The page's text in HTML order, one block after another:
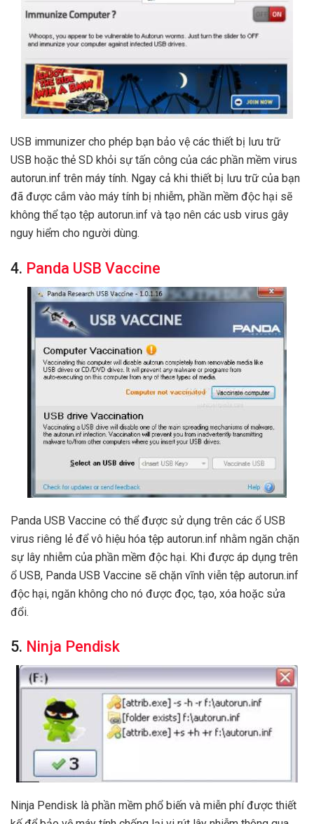
USB immunizer cho phép bạn bảo vệ các thiết bị lưu trữ
USB hoặc thẻ SD khỏi sự tấn công của các phần mềm virus
autorun.inf trên máy tính. Ngay cả khi thiết bị lưu trữ của bạn
đã được cắm vào máy tính bị nhiễm, phần mềm độc hại sẽ
không thể tạo tệp autorun.inf và tạo nên các usb virus gây
nguy hiểm cho người dùng.
4. Panda USB Vaccine
Panda USB Vaccine có thể được sử dụng trên các ổ USB
virus riêng lẻ để vô hiệu hóa tệp autorun.inf nhằm ngăn chặn
sự lây nhiễm của phần mềm độc hại. Khi được áp dụng trên
ổ USB, Panda USB Vaccine sẽ chặn vĩnh viễn tệp autorun.inf
độc hại, ngăn không cho nó được đọc, tạo, xóa hoặc sửa
đổi.
5. Ninja Pendisk
Ninja Pendisk là phần mềm phổ biến và miễn phí được thiết